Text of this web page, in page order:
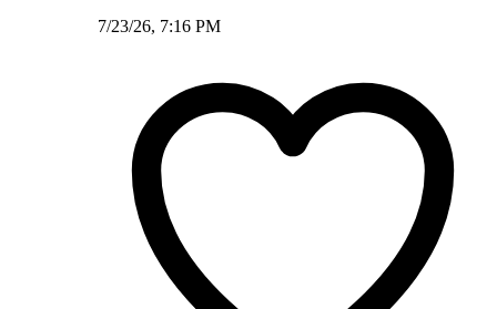
7/23/26, 7:16 PM